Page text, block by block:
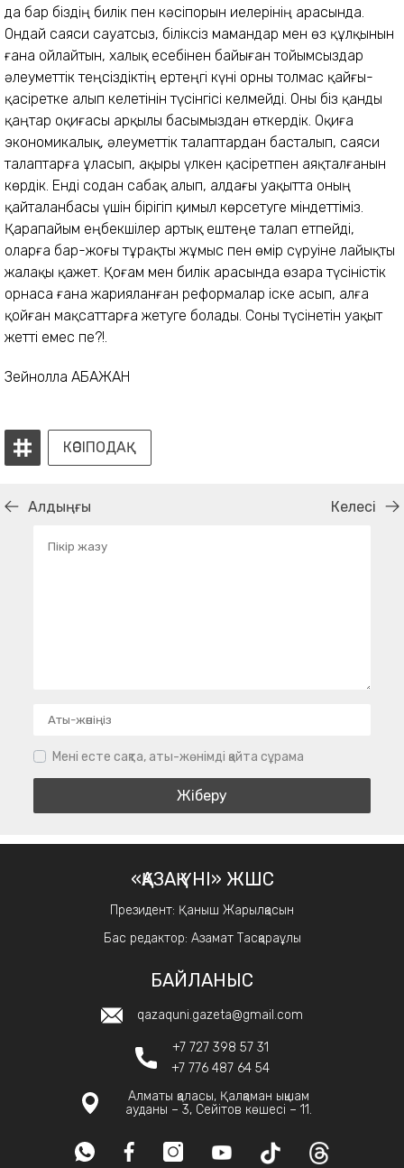
да бар біздің билік пен кәсіпорын иелерінің арасында.
Ондай саяси сауатсыз, біліксіз мамандар мен өз құлқынын
ғана ойлайтын, халық есебінен байыған тойымсыздар
әлеуметтік теңсіздіктің ертеңгі күні орны толмас қайғы-
қасіретке алып келетінін түсінгісі келмейді. Оны біз қанды
қаңтар оқиғасы арқылы басымыздан өткердік. Оқиға
экономикалық, әлеуметтік талаптардан басталып, саяси
талаптарға ұласып, ақыры үлкен қасіретпен аяқталғанын
көрдік. Енді содан сабақ алып, алдағы уақытта оның
қайталанбасы үшін бірігіп қимыл көрсетуге міндеттіміз.
Қарапайым еңбекшілер артық ештеңе талап етпейді,
оларға бар-жоғы тұрақты жұмыс пен өмір сүруіне лайықты
жалақы қажет. Қоғам мен билік арасында өзара түсіністік
орнаса ғана жарияланған реформалар іске асып, алға
қойған мақсаттарға жетуге болады. Соны түсінетін уақыт
жетті емес пе?!.
Зейнолла АБАЖАН
КӘСІПОДАҚ
Алдыңғы Келесі
Мені есте сақта, аты-жөнімді қайта сұрама
«ҚАЗАҚ ҮНІ» ЖШС
Президент: Қаныш Жарылқасын
Бас редактор: Азамат Тасқараұлы
БАЙЛАНЫС
qazaquni.gazeta@gmail.com
+7 727 398 57 31
+7 776 487 64 54
Алматы қаласы, Қалқаман ықшам
ауданы – 3, Сейітов көшесі – 11.